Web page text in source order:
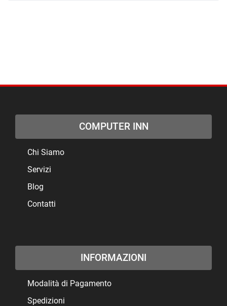
COMPUTER INN
Chi Siamo
Servizi
Blog
Contatti
INFORMAZIONI
Modalità di Pagamento
Spedizioni